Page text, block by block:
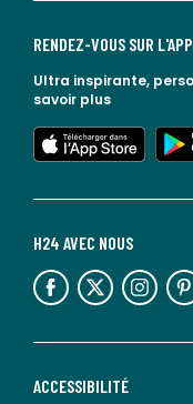
ACCESSIBILITÉ
H24 AVEC NOUS
lien vers l'espace réseaux sociaux lien vers l'espace réseaux sociaux lien vers l'espace réseaux sociaux lien vers l'espace
RENDEZ-VOUS SUR L'APP
Ultra inspirante,
savoir plus
lien vers l'app store
lien vers google play